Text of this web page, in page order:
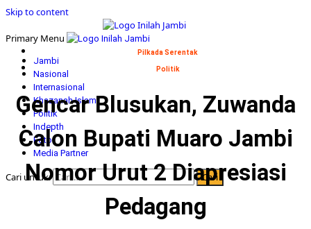
Skip to content
Primary Menu
Jambi
Nasional
Internasional
Khazanah Islam
Politik
Indepth
Foto
Media Partner
Cari untuk:
Pilkada Serentak
Politik
Gencar Blusukan, Zuwanda
Calon Bupati Muaro Jambi
Nomor Urut 2 Diapresiasi
Pedagang